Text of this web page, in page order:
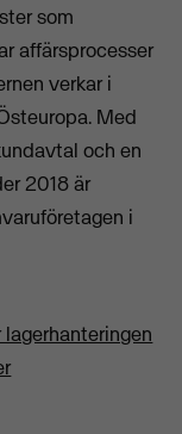
som
affärsprocesser
verkar i
Med
och en
2018 är
i